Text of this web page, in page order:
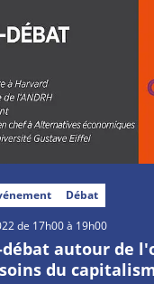
Débat
de 17h00 à 19h00
autour de
du